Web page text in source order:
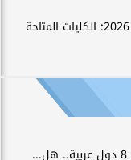
تنسيق المرحلة الثانية 2026: الكليات المتاحة